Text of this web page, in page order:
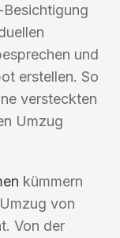
und
erstellen. So
versteckten
Umzug
kümmern
von
Von der